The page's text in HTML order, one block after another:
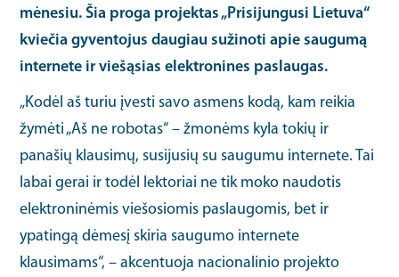
mėnesiu. Šia proga projektas „Prisijungusi Lietuva“
kviečia gyventojus daugiau sužinoti apie saugumą
internete ir viešąsias elektronines paslaugas.
„Kodėl aš turiu įvesti savo asmens kodą, kam reikia
žymėti „Aš ne robotas“ – žmonėms kyla tokių ir
panašių klausimų, susijusių su saugumu internete. Tai
labai gerai ir todėl lektoriai ne tik moko naudotis
elektroninėmis viešosiomis paslaugomis, bet ir
ypatingą dėmesį skiria saugumo internete
klausimams“, – akcentuoja nacionalinio projekto